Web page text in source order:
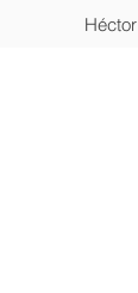
Héctor